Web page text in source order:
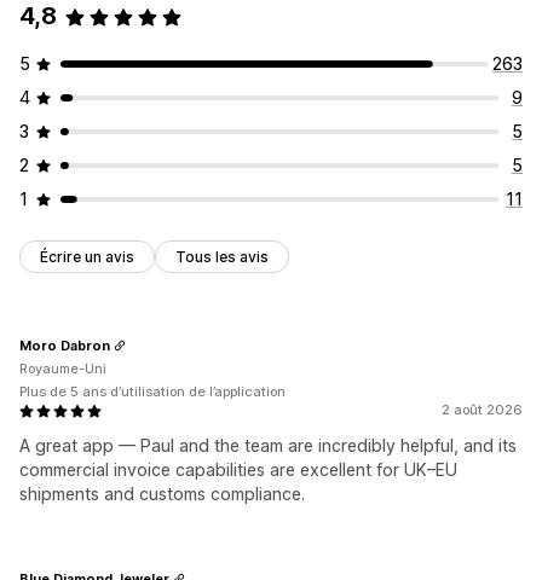
4,8
5
263
4
9
3
5
2
5
1
11
Écrire un avis Tous les avis
2 août 2026
A great app — Paul and the team are incredibly helpful, and its
commercial invoice capabilities are excellent for UK–EU
shipments and customs compliance.
Moro Dabron
Royaume-Uni
Plus de 5 ans d’utilisation de l’application